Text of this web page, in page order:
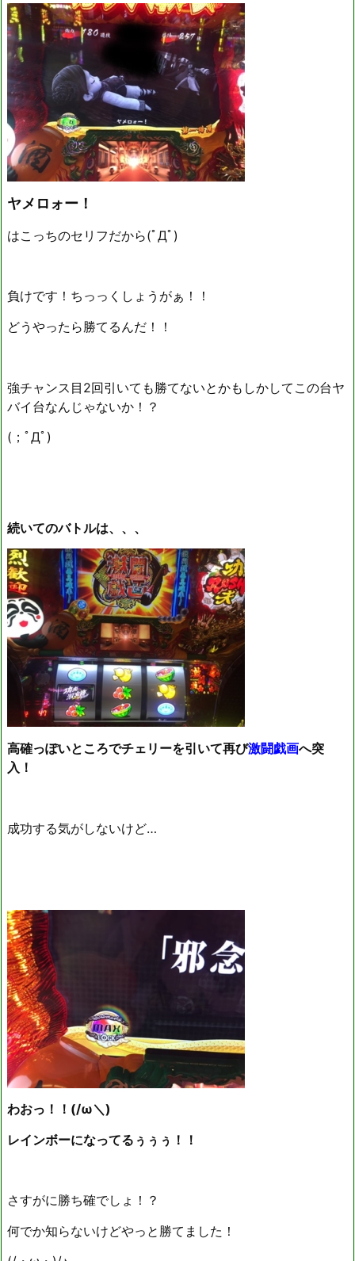
ヤメロォー！
はこっちのセリフだから(ﾟДﾟ)
負けです！ちっっくしょうがぁ！！
どうやったら勝てるんだ！！
強チャンス目2回引いても勝てないとかもしかしてこの台ヤ
バイ台なんじゃないか！？
(；ﾟДﾟ)
続いてのバトルは、、、
高確っぽいところでチェリーを引いて再び激闘戯画へ突
入！
成功する気がしないけど…
わおっ！！(/ω＼)
レインボーになってるぅぅぅ！！
さすがに勝ち確でしょ！？
何でか知らないけどやっと勝てました！